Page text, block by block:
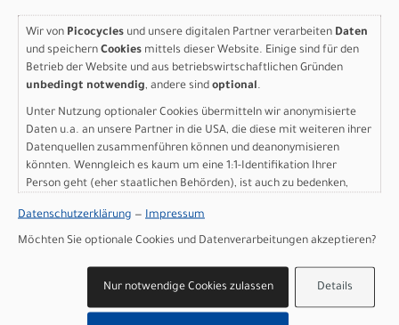
D-83607 Holzkirchen
+49 8024 90 288 01
Varianten
Specialized Turbo Levo 4
Comp Alloy Satin Dusky
Pink / Cypress Metallic S5
Wir von Picocycles und unsere digitalen Partner verarbeiten Daten
und speichern Cookies mittels dieser Website. Einige sind für den
Betrieb der Website und aus betriebswirtschaftlichen Gründen
unbedingt notwendig, andere sind optional.
Unter Nutzung optionaler Cookies übermitteln wir anonymisierte
Daten u.a. an unsere Partner in die USA, die diese mit weiteren ihrer
Datenquellen zusammenführen können und deanonymisieren
könnten. Wenngleich es kaum um eine 1:1-Identifikation Ihrer
Person geht (eher staatlichen Behörden), ist auch zu bedenken,
sind wie bei uns in der Europäischen Union.
Datenschutzerklärung — Impressum
Möchten Sie optionale Cookies und Datenverarbeitungen akzeptieren?
Details
Nur notwendige Cookies zulassen